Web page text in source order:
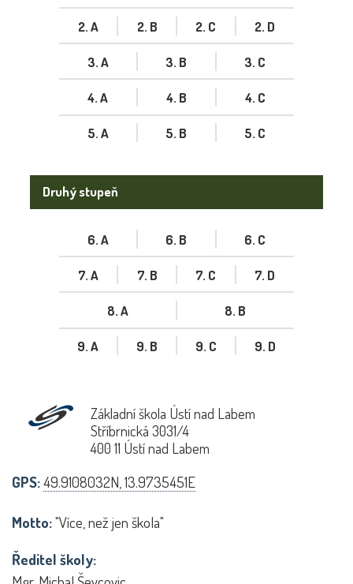
2. A 2. B 2. C 2. D
3. A 3. B 3. C
4. A 4. B 4. C
5. A 5. B 5. C
Druhý stupeň
6. A 6. B 6. C
7. A 7. B 7. C 7. D
8. A 8. B
9. A 9. B 9. C 9. D
Základní škola Ústí nad Labem
Stříbrnická 3031/4
400 11 Ústí nad Labem
GPS:49.9108032N, 13.9735451E
Motto:"Více, než jen škola"
Ředitel školy: